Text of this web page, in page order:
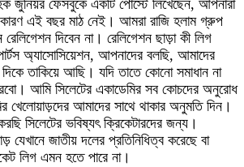
জুনিয়র ফেসবুকে একটি পোস্টে লিখেছেন, আপনারা
কারণ এই বছর মাঠ নেই। আমরা রাজি হলাম গ্রুপ
দিবেন না। রেলিগেশন ছাড়া কী লিগ
অ্যাসোসিয়েশন, আপনাদের বলছি, আমাদের
তাকিয়ে আছি। যদি তাতে কোনো সমাধান না
আমি সিলেটের একাডেমির সব কোচদের অনুরোধ
খেলোয়াড়দের আমাদের সাথে থাকার অনুমতি দিন।
সিলেটের ভবিষ্যৎ ক্রিকেটারদের জন্য।
যেখানে জাতীয় দলের প্রতিনিধিত্ব করেছে বা
লিগ এমন হতে পারে না।